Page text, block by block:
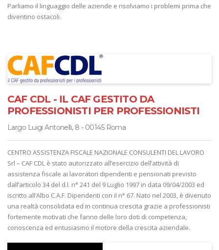
Parliamo il linguaggio delle aziende e risolviamo i problemi prima che
diventino ostacoli.
CAF CDL - IL CAF GESTITO DA
PROFESSIONISTI PER PROFESSIONISTI
Largo Luigi Antonelli, 8 - 00145 Roma
CENTRO ASSISTENZA FISCALE NAZIONALE CONSULENTI DEL LAVORO
Srl – CAF CDL è stato autorizzato all’esercizio dell’attività di
assistenza fiscale ai lavoratori dipendenti e pensionati previsto
dall’articolo 34 del d.l. n° 241 del 9 Luglio 1997 in data 09/04/2003 ed
iscritto all’Albo C.A.F. Dipendenti con il n° 67. Nato nel 2003, è divenuto
una realtà consolidata ed in continua crescita grazie a professionisti
fortemente motivati che fanno delle loro doti di competenza,
conoscenza ed entusiasmo il motore della crescita aziendale.